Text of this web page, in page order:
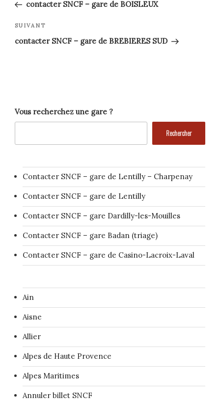
de
l’article
contacter SNCF – gare de BOISLEUX
Article
suivant
SUIVANT
contacter SNCF – gare de BREBIERES SUD
Vous recherchez une gare ?
Rechercher
Contacter SNCF – gare de Lentilly – Charpenay
Contacter SNCF – gare de Lentilly
Contacter SNCF – gare Dardilly-les-Mouilles
Contacter SNCF – gare Badan (triage)
Contacter SNCF – gare de Casino-Lacroix-Laval
Ain
Aisne
Allier
Alpes de Haute Provence
Alpes Maritimes
Annuler billet SNCF